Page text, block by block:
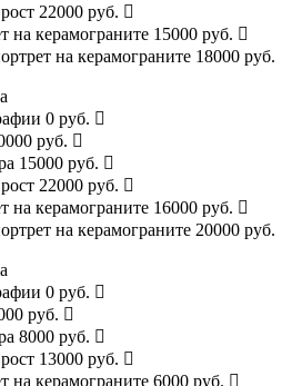
22000 руб.
на керамограните 15000 руб.
на керамограните 18000 руб.
0 руб.
руб.
15000 руб.
22000 руб.
на керамограните 16000 руб.
на керамограните 20000 руб.
0 руб.
руб.
8000 руб.
13000 руб.
на керамограните 6000 руб.